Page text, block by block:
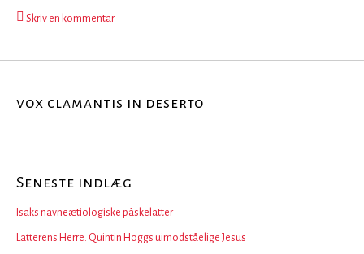
Skriv en kommentar
vox clamantis in deserto
Seneste indlæg
Isaks navneætiologiske påskelatter
Latterens Herre. Quintin Hoggs uimodståelige Jesus